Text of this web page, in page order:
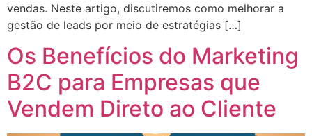
vendas. Neste artigo, discutiremos como melhorar a
gestão de leads por meio de estratégias […]
Os Benefícios do Marketing
B2C para Empresas que
Vendem Direto ao Cliente